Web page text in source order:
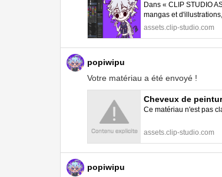
Dans « CLIP STUDIO
mangas et
STUDIO PAINT.
assets.clip-studio.com
popiwipu
Votre matériau a été envoyé !
Cheveux de
Ce matériau n'est pas
assets.clip-studio.com
popiwipu